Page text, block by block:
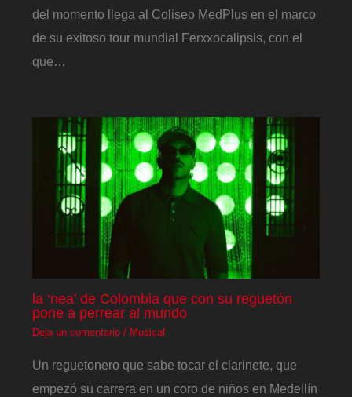
del momento llega al Coliseo MedPlus en el marco
de su exitoso tour mundial Ferxxocalipsis, con el
que…
la ‘nea’ de Colombia que con su reguetón
pone a perrear al mundo
Deja un comentario / Musical
Un reguetonero que sabe tocar el clarinete, que
empezó su carrera en un coro de niños en Medellín